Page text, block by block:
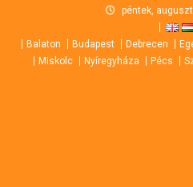
content
péntek,
Balaton Budapest Debrecen
Miskolc
Nyíregyháza Pécs